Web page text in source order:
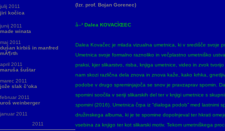
julij 2011
jiri kočica
junij 2011
made winata
maj 2011
dušan kirbiš in manfred
mÃ¶rth
april 2011
maruša šuštar
marec 2011
jože slak č‘oka
februar 2011
uroš weinberger
januar 2011
2011
(Izr. prof. Bojan Gorenec)
â–³ Dalea KOVACÌŒEC
Dalea Kovačec je mlada vizualna umetnica, ki v središče svoje
Umetnica svoje formalno raznoliko in večplastno umetniško
praksi, kjer slikarstvo, risba, knjiga umetnice, video in zvok tvorijo
nam skozi različna dela znova in znova kaže, kako krhka,
podobe v drugo spreminjajoča se snov je pravzaprav spomin.
spomini soočila v seriji slikarskih del ter v knjigi umetnice s
spomini(2016). Umetnica črpa iz “dialoga podob” med lastnimi
družinskega albuma, ki je te spomine dopolnjeval ter hkrati
vsebina za knjigo ter kot slikarski motiv. Tekom umetniškega